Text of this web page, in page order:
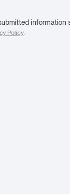
information
Policy.